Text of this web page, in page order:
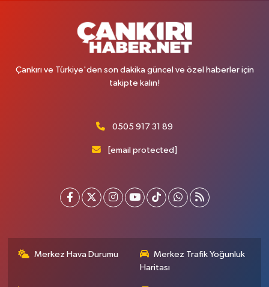
Çankırı ve Türkiye'den son dakika güncel ve özel haberler için
takipte kalın!
0505 917 31 89
[email protected]
Merkez Hava Durumu
Merkez Trafik Yoğunluk
Haritası